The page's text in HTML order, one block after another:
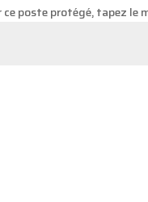
ce poste protégé, tapez le